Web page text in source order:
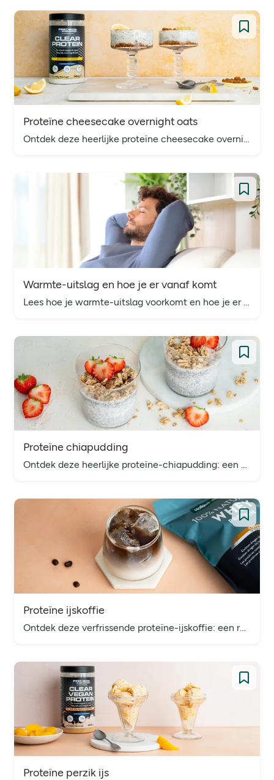
Proteïne cheesecake overnight oats
Ontdek deze heerlijke proteïne cheesecake overnight oats: een romig ontbijt dat smaken van cheesecake combineert met die van overnight oats. Perfect voor een voedzame start van je dag.
Warmte-uitslag en hoe je er vanaf komt
Proteïne chiapudding
Ontdek deze heerlijke proteïne-chiapudding: een makkelijk ontbijtrecept en perfect als snelle mealprep, vullende snack of goede start van de dag.
Proteïne ijskoffie
Ontdek deze verfrissende proteïne-ijskoffie: een romige koude koffie die perfect is als start van de dag of als pick-me-up!
Proteïne perzik ijs